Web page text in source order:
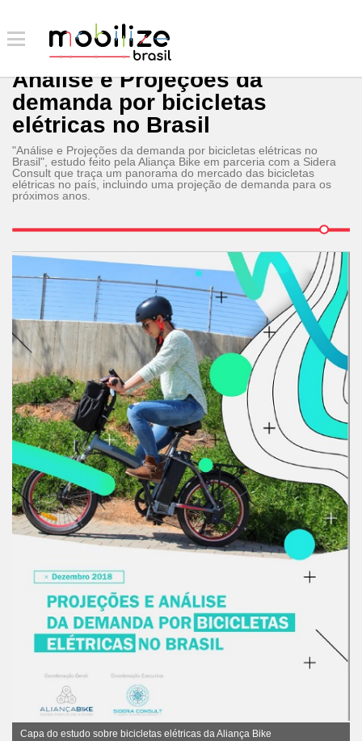
Análise e Projeções da
demanda por bicicletas
elétricas no Brasil
"Análise e Projeções da demanda por bicicletas elétricas no
Brasil", estudo feito pela Aliança Bike em parceria com a Sidera
Consult que traça um panorama do mercado das bicicletas
elétricas no país, incluindo uma projeção de demanda para os
próximos anos.
Capa do estudo sobre bicicletas elétricas da Aliança Bike